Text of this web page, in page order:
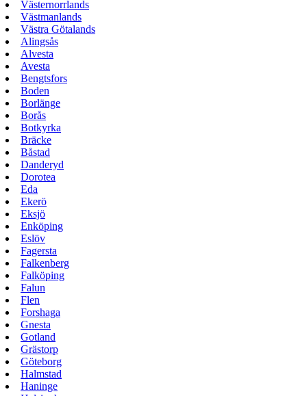
Västernorrlands
Västmanlands
Västra Götalands
Alingsås
Alvesta
Avesta
Bengtsfors
Boden
Borlänge
Borås
Botkyrka
Bräcke
Båstad
Danderyd
Dorotea
Eda
Ekerö
Eksjö
Enköping
Eslöv
Fagersta
Falkenberg
Falköping
Falun
Flen
Forshaga
Gnesta
Gotland
Grästorp
Göteborg
Halmstad
Haninge